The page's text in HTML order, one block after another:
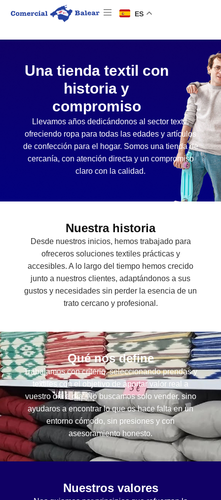
ES
Una tienda textil con
historia y
compromiso
Llevamos años dedicándonos al sector textil,
ofreciendo ropa para todas las edades y artículos
de confección para el hogar. Somos una tienda de
cercanía, con atención directa y un compromiso
claro con la calidad.
Nuestra historia
Desde nuestros inicios, hemos trabajado para
ofreceros soluciones textiles prácticas y
accesibles. A lo largo del tiempo hemos crecido
junto a nuestros clientes, adaptándonos a sus
gustos y necesidades sin perder la esencia de un
trato cercano y profesional.
Qué nos define
Trabajamos con criterio, seleccionando prendas y
textiles con el objetivo de aportar valor real a
vuestro día a día. No buscamos solo vender, sino
ayudaros a encontrar lo que os hace falta en un
entorno cómodo, sin presiones y con
asesoramiento honesto.
Nuestros valores